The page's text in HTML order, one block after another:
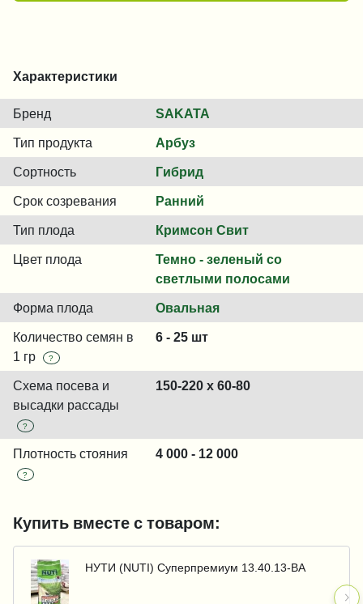
Характеристики
Бренд SAKATA
Тип продукта Арбуз
Сортность Гибрид
Срок созревания Ранний
Тип плода Кримсон Свит
Цвет плода
Темно - зеленый со
светлыми полосами
Форма плода Овальная
Количество семян в
1 гр
?
6 - 25 шт
Схема посева и
высадки рассады
?
150-220 x 60-80
Плотность стояния
?
4 000 - 12 000
Купить вместе с товаром:
НУТИ (NUTI) Суперпремиум 13.40.13-BA